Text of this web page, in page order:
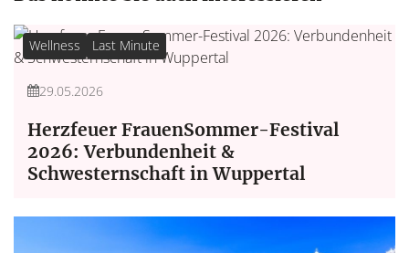
Wellness Last Minute
29.05.2026
Herzfeuer FrauenSommer-Festival
2026: Verbundenheit &
Schwesternschaft in Wuppertal